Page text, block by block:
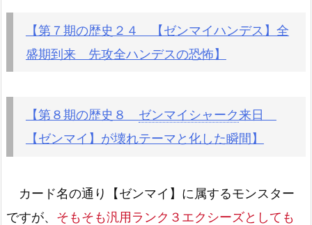
【第７期の歴史２４ 【ゼンマイハンデス】全
盛期到来 先攻全ハンデスの恐怖】
【第８期の歴史８ ゼンマイシャーク来日
【ゼンマイ】が壊れテーマと化した瞬間】
カード名の通り【ゼンマイ】に属するモンスター
ですが、 そもそも汎用ランク３エクシーズとしても